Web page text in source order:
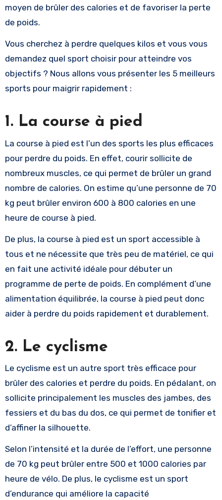
moyen de brûler des calories et de favoriser la perte
de poids.
Vous cherchez à perdre quelques kilos et vous vous
demandez quel sport choisir pour atteindre vos
objectifs ? Nous allons vous présenter les 5 meilleurs
sports pour maigrir rapidement :
1. La course à pied
La course à pied est l’un des sports les plus efficaces
pour perdre du poids. En effet, courir sollicite de
nombreux muscles, ce qui permet de brûler un grand
nombre de calories. On estime qu’une personne de 70
kg peut brûler environ 600 à 800 calories en une
heure de course à pied.
De plus, la course à pied est un sport accessible à
tous et ne nécessite que très peu de matériel, ce qui
en fait une activité idéale pour débuter un
programme de perte de poids. En complément d’une
alimentation équilibrée, la course à pied peut donc
aider à perdre du poids rapidement et durablement.
2. Le cyclisme
Le cyclisme est un autre sport très efficace pour
brûler des calories et perdre du poids. En pédalant, on
sollicite principalement les muscles des jambes, des
fessiers et du bas du dos, ce qui permet de tonifier et
d’affiner la silhouette.
Selon l’intensité et la durée de l’effort, une personne
de 70 kg peut brûler entre 500 et 1000 calories par
heure de vélo. De plus, le cyclisme est un sport
d’endurance qui améliore la capacité